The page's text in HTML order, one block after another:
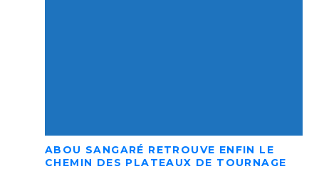
ABOU SANGARÉ RETROUVE ENFIN LE
CHEMIN DES PLATEAUX DE TOURNAGE